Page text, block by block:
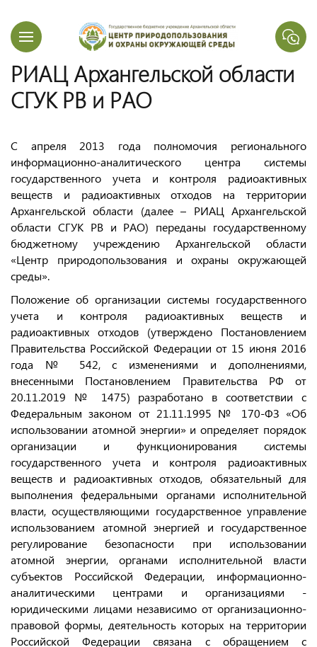
РИАЦ Архангельской области
СГУК РВ и РАО
С апреля 2013 года полномочия регионального
информационно-аналитического центра системы
государственного учета и контроля радиоактивных
веществ и радиоактивных отходов на территории
Архангельской области (далее – РИАЦ Архангельской
области СГУК РВ и РАО) переданы государственному
бюджетному учреждению Архангельской области
«Центр природопользования и охраны окружающей
среды».
Положение об организации системы государственного
учета и контроля радиоактивных веществ и
радиоактивных отходов (утверждено Постановлением
Правительства Российской Федерации от 15 июня 2016
года № 542, с изменениями и дополнениями,
внесенными Постановлением Правительства РФ от
20.11.2019 № 1475) разработано в соответствии с
Федеральным законом от 21.11.1995 № 170-ФЗ «Об
использовании атомной энергии» и определяет порядок
организации и функционирования системы
государственного учета и контроля радиоактивных
веществ и радиоактивных отходов, обязательный для
выполнения федеральными органами исполнительной
власти, осуществляющими государственное управление
использованием атомной энергией и государственное
регулирование безопасности при использовании
атомной энергии, органами исполнительной власти
субъектов Российской Федерации, информационно-
аналитическими центрами и организациями -
юридическими лицами независимо от организационно-
правовой формы, деятельность которых на территории
Российской Федерации связана с обращением с